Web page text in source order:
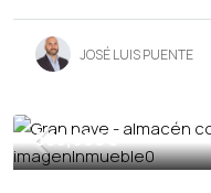
JOSÉ LUIS PUENTE
395,000€